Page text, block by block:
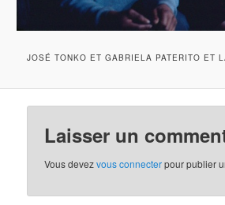
JOSÉ TONKO ET GABRIELA PATERITO ET
Laisser un
Vous devezvous connecterpour publier